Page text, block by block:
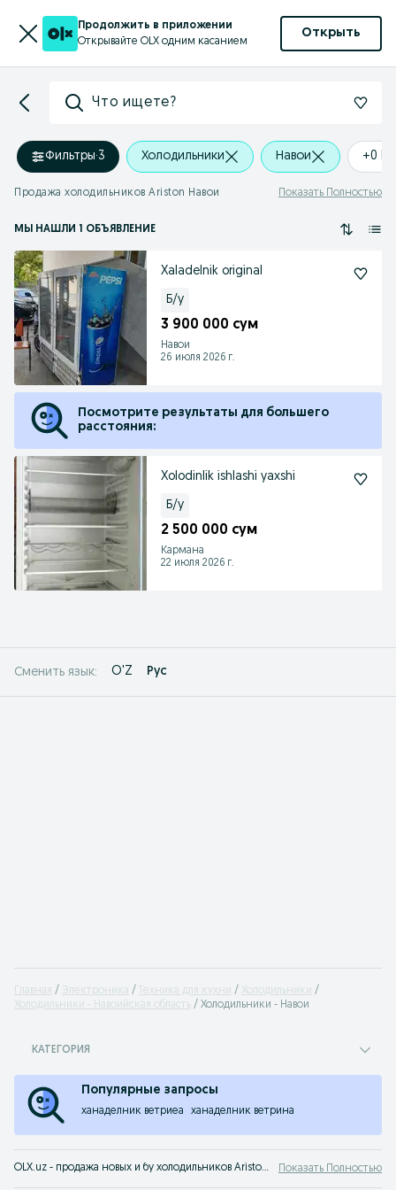
Продолжить в приложении
Открывайте OLX одним касанием
Открыть
Что ищете?
Фильтры·3 Холодильники Навои +0
Продажа холодильников Ariston Навои Показать Полностью
МЫ НАШЛИ 1 ОБЪЯВЛЕНИЕ
Xaladelnik original
Б/у
3 900 000 сум
Навои
26 июля 2026 г.
Посмотрите результаты для большего
расстояния:
Xolodinlik ishlashi yaxshi
Б/у
2 500 000 сум
Кармана
22 июля 2026 г.
Сменить язык: O'Z Рус
Главная Электроника Техника для кухни
Холодильники
Холодильники - Навоийская область
Холодильники - Навои
КАТЕГОРИЯ
Популярные запросы
ханаделник ветриеа ханаделник ветрина
OLX.uz - продажа новых и бу холодильников Ariston. Большой выбор и низкие цены на сервисе объявлений OLX.uz Навои. У нас можно быстро и выгодно купить холодильники Ariston! Показать Полностью